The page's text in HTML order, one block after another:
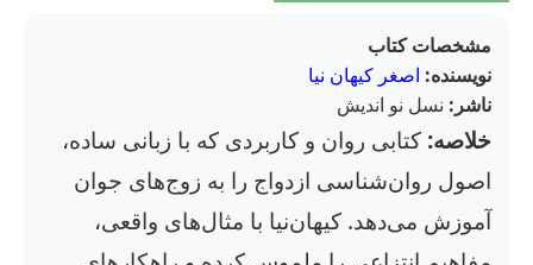
مشخصات کتاب
نویسنده: اصغر کیهان نیا
ناشر: نسل نو اندیش
خلاصه: کتابی روان و کاربردی که با زبانی ساده،
اصول روان‌شناسی ازدواج را به زوج‌های جوان
آموزش می‌دهد. کیهان‌نیا با مثال‌های واقعی،